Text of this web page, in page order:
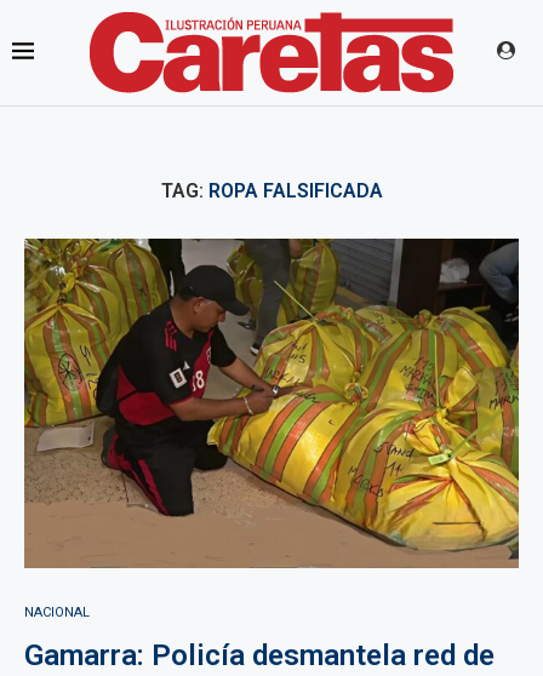
TAG: ROPA FALSIFICADA
NACIONAL
Gamarra: Policía desmantela red de